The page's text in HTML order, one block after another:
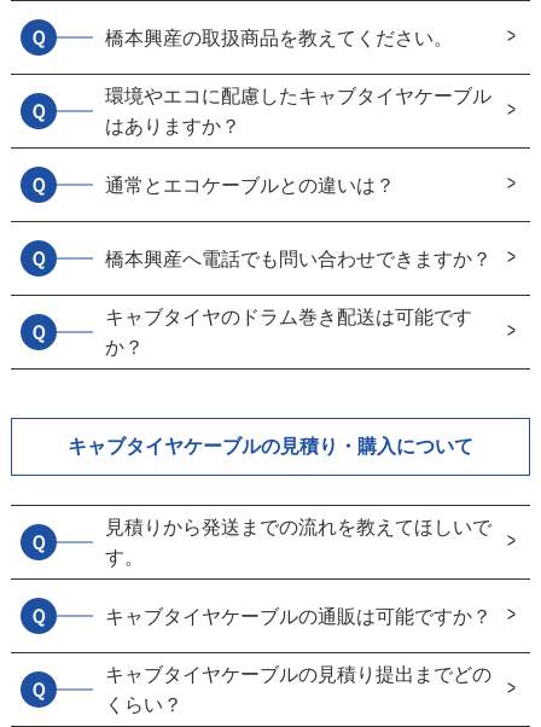
Ｑ 橋本興産の取扱商品を教えてください。
Ｑ
環境やエコに配慮したキャブタイヤケーブル
はありますか？
Ｑ 通常とエコケーブルとの違いは？
Ｑ 橋本興産へ電話でも問い合わせできますか？
Ｑ
キャブタイヤのドラム巻き配送は可能です
か？
キャブタイヤケーブルの見積り・購入について
Ｑ
見積りから発送までの流れを教えてほしいで
す。
Ｑ キャブタイヤケーブルの通販は可能ですか？
Ｑ
キャブタイヤケーブルの見積り提出までどの
くらい？